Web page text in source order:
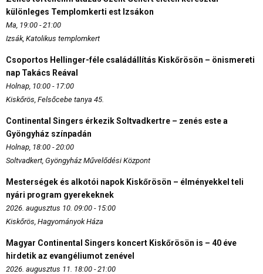
különleges Templomkerti est Izsákon
Ma, 19:00 - 21:00
Izsák, Katolikus templomkert
Csoportos Hellinger-féle családállítás Kiskőrösön – önismereti
nap Takács Reával
Holnap, 10:00 - 17:00
Kiskőrös, Felsőcebe tanya 45.
Continental Singers érkezik Soltvadkertre – zenés este a
Gyöngyház színpadán
Holnap, 18:00 - 20:00
Soltvadkert, Gyöngyház Művelődési Központ
Mesterségek és alkotói napok Kiskőrösön – élményekkel teli
nyári program gyerekeknek
2026. augusztus 10. 09:00 - 15:00
Kiskőrös, Hagyományok Háza
Magyar Continental Singers koncert Kiskőrösön is – 40 éve
hirdetik az evangéliumot zenével
2026. augusztus 11. 18:00 - 21:00